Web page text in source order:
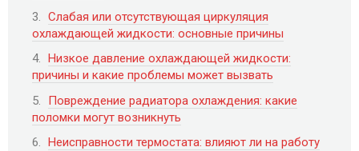
Слабая или отсутствующая циркуляция
охлаждающей жидкости: основные причины
Низкое давление охлаждающей жидкости:
причины и какие проблемы может вызвать
Повреждение радиатора охлаждения: какие
поломки могут возникнуть
Неисправности термостата: влияют ли на работу